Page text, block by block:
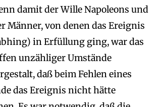
damit der Wille Napoleons und
Männer, von denen das Ereignis
in Erfüllung ging, war das
unzähliger Umstände
daß beim Fehlen eines
das Ereignis nicht hätte